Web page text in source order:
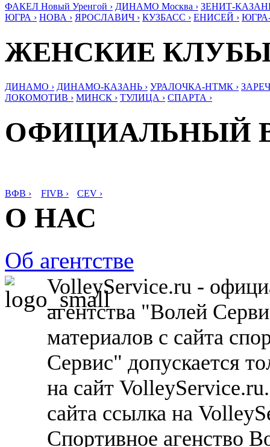
ФАКЕЛ Новый Уренгой › ДИНАМО Москва › ЗЕНИТ-
ЮГРА › НОВА › ЯРОСЛАВИЧ › КУЗБАСС › ЕНИСЕЙ ›
ЖЕНСКИЕ
ДИНАМО › ДИНАМО-КАЗАНЬ › УРАЛОЧКА-НТМК ›
ЛОКОМОТИВ › МИНСК › ТУЛИЦА › СПАРТА ›
ОФИЦИАЛЬНЫЙ
ВФВ › FIVB › CEV ›
О НАС
Об агентстве
VolleyService.ru -
агентства "Волей
материалов с сайта
Сервис" допускается
на сайт
сайта ссылка на
Спортивное агенство